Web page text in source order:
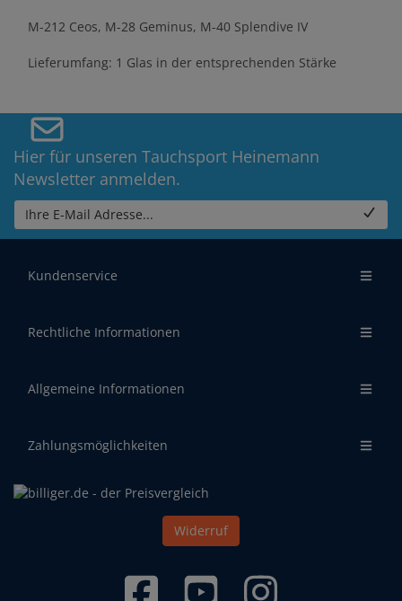
M-212 Ceos, M-28 Geminus, M-40 Splendive IV
Lieferumfang: 1 Glas in der entsprechenden Stärke
Hier für unseren Tauchsport Heinemann
Newsletter anmelden.
Ihre E-Mail Adresse...
Kundenservice
Rechtliche Informationen
Allgemeine Informationen
Zahlungsmöglichkeiten
Widerruf